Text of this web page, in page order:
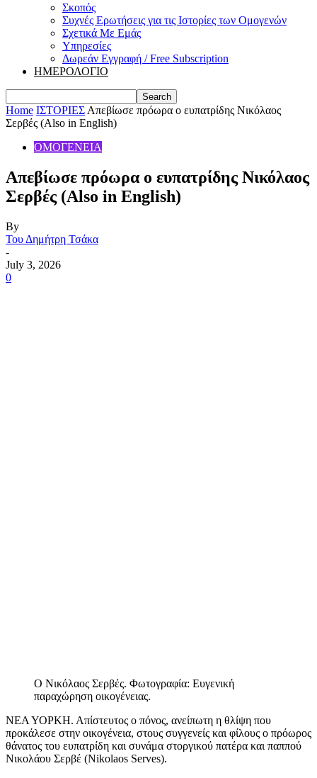
Σκοπός
Συχνές Ερωτήσεις για τις Ιστορίες των Ομογενών
Σχετικά Με Εμάς
Υπηρεσίες
Δωρεάν Εγγραφή / Free Subscription
ΗΜΕΡΟΛΟΓΙΟ
Home ΙΣΤΟΡΙΕΣ Απεβίωσε πρόωρα ο ευπατρίδης Νικόλαος
Σερβές (Also in English)
ΟΜΟΓΕΝΕΙΑ
Απεβίωσε πρόωρα ο ευπατρίδης Νικόλαος
Σερβές (Also in English)
By
Του Δημήτρη Τσάκα
-
July 3, 2026
0
Ο Νικόλαος Σερβές. Φωτογραφία: Ευγενική
παραχώρηση οικογένειας.
ΝΕΑ ΥΟΡΚΗ. Απίστευτος ο πόνος, ανείπωτη η θλίψη που
προκάλεσε στην οικογένεια, στους συγγενείς και φίλους ο πρόωρος
θάνατος του ευπατρίδη και συνάμα στοργικού πατέρα και παππού
Νικολάου Σερβέ (Nikolaos Serves).